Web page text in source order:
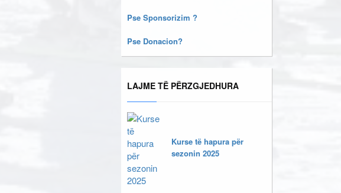
Pse Sponsorizim ?
Pse Donacion?
LAJME TË PËRZGJEDHURA
Kurse të hapura për
sezonin 2025